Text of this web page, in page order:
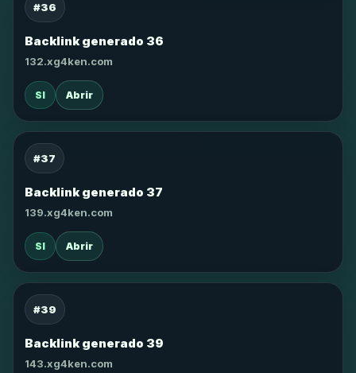
#36
Backlink generado 36
132.xg4ken.com
SI Abrir
#37
Backlink generado 37
139.xg4ken.com
SI Abrir
#39
Backlink generado 39
143.xg4ken.com